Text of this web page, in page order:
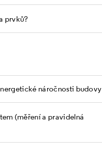
prvků?
náročnosti budovy
(měření a pravidelná